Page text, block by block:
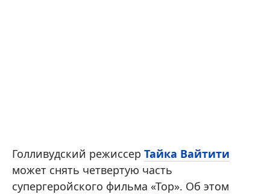
Голливудский режиссер Тайка Вайтити
может снять четвертую часть
супергеройского фильма «Тор». Об этом